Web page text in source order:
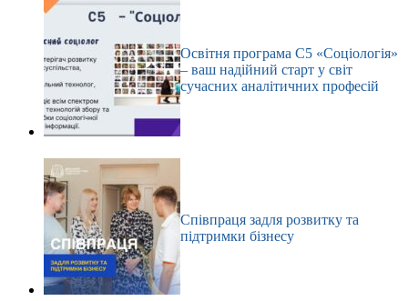
Освітня програма С5 «Соціологія»
– ваш надійний старт у світ
сучасних аналітичних професій
Співпраця задля розвитку та
підтримки бізнесу